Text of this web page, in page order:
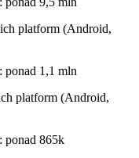
platform (Android,
ponad 1,1 mln
platform (Android,
ponad 865k